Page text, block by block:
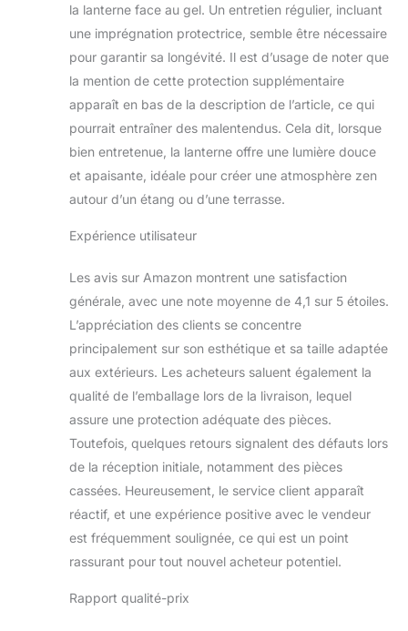
la lanterne face au gel. Un entretien régulier, incluant
une imprégnation protectrice, semble être nécessaire
pour garantir sa longévité. Il est d’usage de noter que
la mention de cette protection supplémentaire
apparaît en bas de la description de l’article, ce qui
pourrait entraîner des malentendus. Cela dit, lorsque
bien entretenue, la lanterne offre une lumière douce
et apaisante, idéale pour créer une atmosphère zen
autour d’un étang ou d’une terrasse.
Expérience utilisateur
Les avis sur Amazon montrent une satisfaction
générale, avec une note moyenne de 4,1 sur 5 étoiles.
L’appréciation des clients se concentre
principalement sur son esthétique et sa taille adaptée
aux extérieurs. Les acheteurs saluent également la
qualité de l’emballage lors de la livraison, lequel
assure une protection adéquate des pièces.
Toutefois, quelques retours signalent des défauts lors
de la réception initiale, notamment des pièces
cassées. Heureusement, le service client apparaît
réactif, et une expérience positive avec le vendeur
est fréquemment soulignée, ce qui est un point
rassurant pour tout nouvel acheteur potentiel.
Rapport qualité-prix